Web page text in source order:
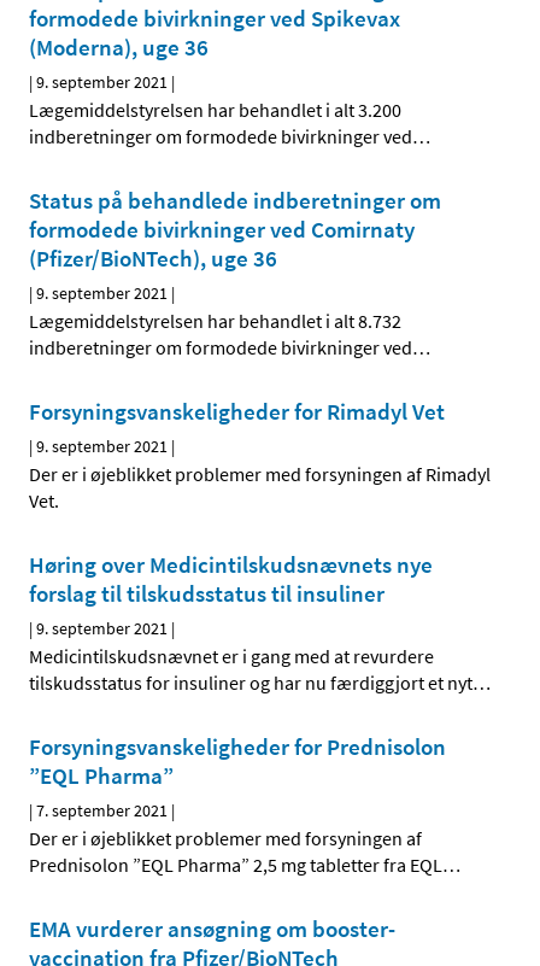
formodede bivirkninger ved Spikevax
(Moderna), uge 36
|9. september 2021 |
Lægemiddelstyrelsen har behandlet i alt 3.200
indberetninger om formodede bivirkninger ved…
Status på behandlede indberetninger om
formodede bivirkninger ved Comirnaty
(Pfizer/BioNTech), uge 36
|9. september 2021 |
Lægemiddelstyrelsen har behandlet i alt 8.732
indberetninger om formodede bivirkninger ved…
Forsyningsvanskeligheder for Rimadyl Vet
|9. september 2021 |
Der er i øjeblikket problemer med forsyningen af Rimadyl
Vet.
Høring over Medicintilskudsnævnets nye
forslag til tilskudsstatus til insuliner
|9. september 2021 |
Medicintilskudsnævnet er i gang med at revurdere
tilskudsstatus for insuliner og har nu færdiggjort et nyt…
Forsyningsvanskeligheder for Prednisolon
”EQL Pharma”
|7. september 2021 |
Der er i øjeblikket problemer med forsyningen af
Prednisolon ”EQL Pharma” 2,5 mg tabletter fra EQL…
EMA vurderer ansøgning om booster-
vaccination fra Pfizer/BioNTech